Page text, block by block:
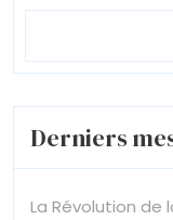
Derniers
La Révolution de